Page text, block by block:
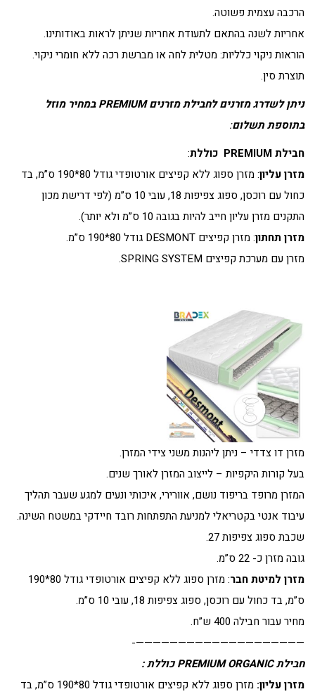
הרכבה עצמית פשוטה.
אחריות לשנה בהתאם לתעודת אחריות שניתן לראות באודותינו.
הוראות ניקוי כלליות: מטלית לחה או מברשת רכה ללא חומרי ניקוי.
תוצרת סין.
ניתן לשדרג מזרנים לחבילת מזרנים PREMIUM במחיר מוזל
בתוספת תשלום:
חבילת PREMIUM כוללת
:
מזרן עליון
: מזרן ספוג ללא קפיצים אורטופדי גודל 80*190 ס”מ, בד
כחול עם רוכסן, ספוג צפיפות 18, עובי 10 ס”מ (לפי דרישת מכון
התקנים מזרן עליון חייב להיות בגובה 10 ס”מ ולא יותר).
מזרן תחתון: מזרן קפיצים DESMONT גודל 80*190 ס”מ.
מזרן עם מערכת קפיצים SPRING SYSTEM.
מזרן דו צדדי – ניתן ליהנות משני צידי המזרן.
בעל קורות היקפיות – לייצוב המזרן לאורך שנים.
המזרן מרופד בריפוד נושם, אוורירי, איכותי ונעים למגע שעבר תהליך
עיבוד אנטי בקטריאלי למניעת התפתחות רובד חיידקי במשטח השינה.
שכבת ספוג צפיפות 27.
גובה מזרן כ- 22 ס”מ.
מזרן למיטת חבר
: מזרן ספוג ללא קפיצים אורטופדי גודל 80*190
ס”מ, בד כחול עם רוכסן, ספוג צפיפות 18, עובי 10 ס”מ.
מחיר עבור חבילה 400 ש”ח.
————————————————————-
חבילת PREMIUM ORGANIC כוללת :
מזרן עליון:
מזרן ספוג ללא קפיצים אורטופדי גודל 80*190 ס”מ, בד